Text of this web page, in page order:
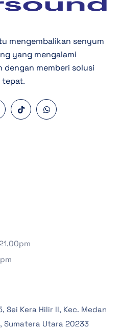
mengembalikan senyum
yang mengalami
dengan memberi solusi
tepat.
Sei Kera Hilir II, Kec. Medan
Sumatera Utara 20233